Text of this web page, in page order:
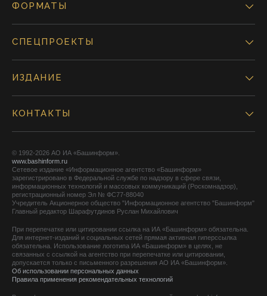
ФОРМАТЫ
СПЕЦПРОЕКТЫ
ИЗДАНИЕ
КОНТАКТЫ
© 1992-2026 АО ИА «Башинформ».
www.bashinform.ru
Сетевое издание «Информационное агентство «Башинформ»
зарегистрировано в Федеральной службе по надзору в сфере связи,
информационных технологий и массовых коммуникаций (Роскомнадзор),
регистрационный номер Эл № ФС77-88040
Учредитель Акционерное общество "Информационное агентство "Башинформ"
Главный редактор Шарафутдинов Руслан Михайлович
При перепечатке или цитировании ссылка на ИА «Башинформ» обязательна.
Для интернет-изданий и социальных сетей прямая активная гиперссылка
обязательна. Использование логотипа ИА «Башинформ» в целях, не
связанных с ссылкой на агентство при перепечатке или цитировании,
допускается только с письменного разрешения АО ИА «Башинформ».
Об использовании персональных данных
Правила применения рекомендательных технологий